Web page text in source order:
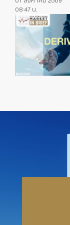
08:47 น.